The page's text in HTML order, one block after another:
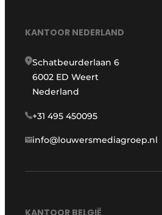
KANTOOR NEDERLAND
Schatbeurderlaan 6
6002 ED Weert
Nederland
+31 495 450095
info@louwersmediagroep.nl